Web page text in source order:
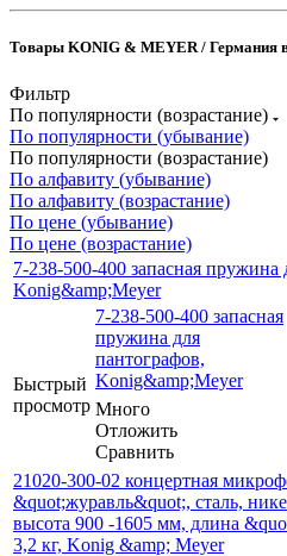
Товары KONIG & MEYER / Германия
Фильтр
По популярности (возрастание)
По популярности (убывание)
По популярности (возрастание)
По алфавиту (убывание)
По алфавиту (возрастание)
По цене (убывание)
По цене (возрастание)
7-238-500-400 запасная пружина
Konig&amp;Meyer
Быстрый
просмотр
7-238-500-400 запасная
пружина для
пантографов,
Konig&amp;Meyer
Много
Отложить
Сравнить
21020-300-02 концертная
&quot;журавль&quot;, сталь,
высота 900 -1605 мм, длина
3,2 кг, Konig &amp; Meyer